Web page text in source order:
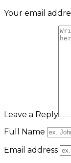
Your email
Leave a Reply
Full Name
Email address